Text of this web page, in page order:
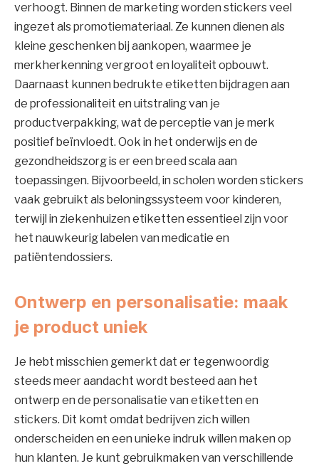
verhoogt. Binnen de marketing worden stickers veel
ingezet als promotiemateriaal. Ze kunnen dienen als
kleine geschenken bij aankopen, waarmee je
merkherkenning vergroot en loyaliteit opbouwt.
Daarnaast kunnen bedrukte etiketten bijdragen aan
de professionaliteit en uitstraling van je
productverpakking, wat de perceptie van je merk
positief beïnvloedt. Ook in het onderwijs en de
gezondheidszorg is er een breed scala aan
toepassingen. Bijvoorbeeld, in scholen worden stickers
vaak gebruikt als beloningssysteem voor kinderen,
terwijl in ziekenhuizen etiketten essentieel zijn voor
het nauwkeurig labelen van medicatie en
patiëntendossiers.
Ontwerp en personalisatie: maak
je product uniek
Je hebt misschien gemerkt dat er tegenwoordig
steeds meer aandacht wordt besteed aan het
ontwerp en de personalisatie van etiketten en
stickers. Dit komt omdat bedrijven zich willen
onderscheiden en een unieke indruk willen maken op
hun klanten. Je kunt gebruikmaken van verschillende